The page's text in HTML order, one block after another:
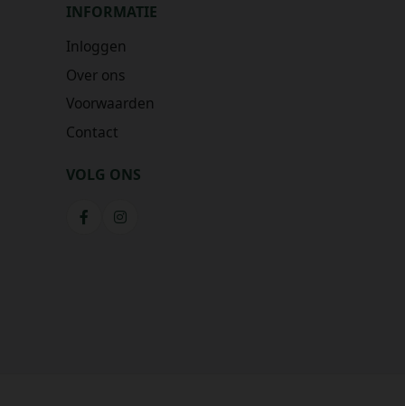
INFORMATIE
Inloggen
Over ons
Voorwaarden
Contact
VOLG ONS